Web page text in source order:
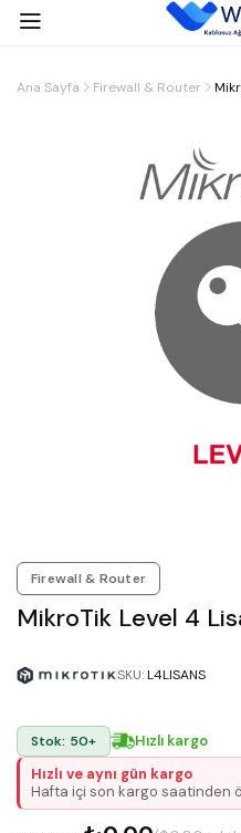
Ana Sayfa Firewall & Router
Firewall & Router
MikroTik Level 4
SKU:L4LISANS
Stok: 50+
Hızlı kargo
Hızlı ve aynı gün kargo
Hafta içi son kargo saatinden